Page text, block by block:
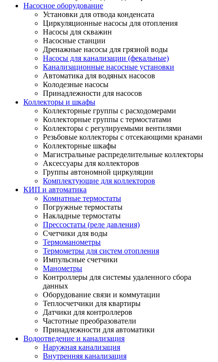
Насосное оборудование
Установки для отвода конденсата
Циркуляционные насосы для отопления
Насосы для скважин
Насосные станции
Дренажные насосы для грязной воды
Насосы для канализации (фекальные)
Канализационные насосные установки
Автоматика для водяных насосов
Колодезные насосы
Принадлежности для насосов
Коллекторы и шкафы
Коллекторные группы с расходомерами
Коллекторные группы с термостатами
Коллекторы с регулируемыми вентилями
Резьбовые коллекторы с отсекающими кранами
Коллекторные шкафы
Магистральные распределительные коллекторы
Аксессуары для коллекторов
Группы автономной циркуляции
Комплектующие для коллекторов
КИП и автоматика
Комнатные термостаты
Погружные термостаты
Накладные термостаты
Прессостаты (реле давления)
Счетчики для воды
Термоманометры
Термометры для систем отопления
Импульсные счетчики
Манометры
Контроллеры для системы удаленного сбора
данных
Оборудование связи и коммутации
Теплосчетчики для квартиры
Датчики для контроллеров
Частотные преобразователи
Принадлежности для автоматики
Водоотведение и канализация
Наружная канализация
Внутренняя канализация